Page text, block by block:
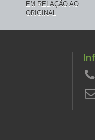
EM RELAÇÃO AO
ORIGINAL